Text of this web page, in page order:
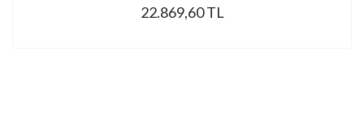
22.869,60 TL